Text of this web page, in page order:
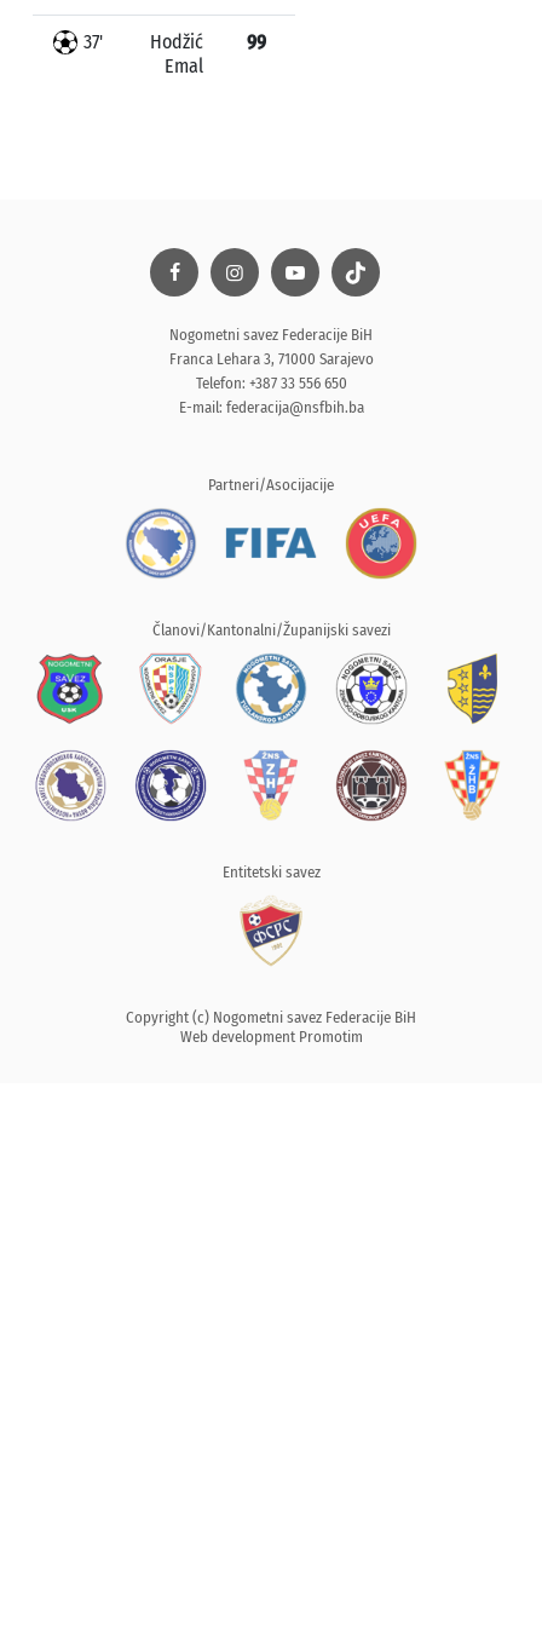
37'
Hodžić
Emal
99
Nogometni savez Federacije BiH
Franca Lehara 3, 71000 Sarajevo
Telefon: +387 33 556 650
E-mail: federacija@nsfbih.ba
Partneri/Asocijacije
Članovi/Kantonalni/Županijski savezi
Entitetski savez
Copyright (c) Nogometni savez Federacije BiH
Web development Promotim